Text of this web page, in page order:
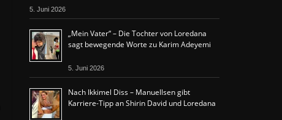
5. Juni 2026
„Mein Vater“ – Die Tochter von Loredana
sagt bewegende Worte zu Karim Adeyemi
5. Juni 2026
Nach Ikkimel Diss – Manuellsen gibt
Karriere-Tipp an Shirin David und Loredana